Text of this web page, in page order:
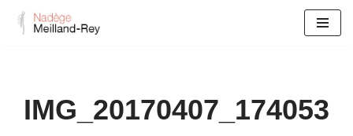
IMG_20170407_174053